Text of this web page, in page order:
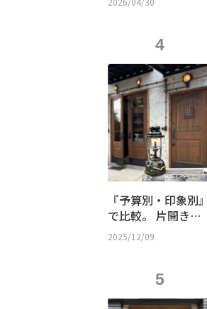
ルームの秘密
4
『予算別・印象別』
で比較。 片開き？
親子？観音開き？
店舗の「顔」となる
2025/12/09
5